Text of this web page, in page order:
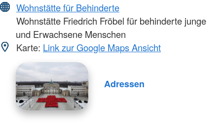
Wohnstätte für Behinderte
Wohnstätte Friedrich Fröbel für behinderte junge
und Erwachsene Menschen
Karte: Link zur Google Maps Ansicht
Adressen